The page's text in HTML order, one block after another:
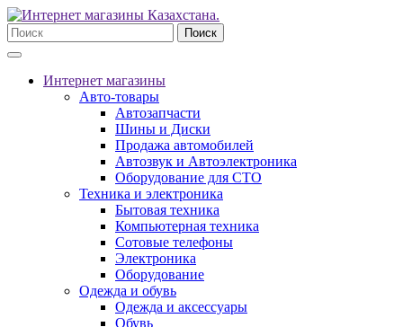
Поиск
Интернет магазины
Авто-товары
Автозапчасти
Шины и Диски
Продажа автомобилей
Автозвук и Автоэлектроника
Оборудование для СТО
Техника и электроника
Бытовая техника
Компьютерная техника
Сотовые телефоны
Электроника
Оборудование
Одежда и обувь
Одежда и аксессуары
Обувь